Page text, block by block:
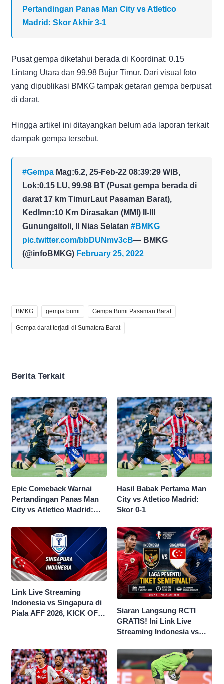
Pertandingan Panas Man City vs Atletico
Madrid: Skor Akhir 3-1
Pusat gempa diketahui berada di Koordinat: 0.15
Lintang Utara dan 99.98 Bujur Timur. Dari visual foto
yang dipublikasi BMKG tampak getaran gempa berpusat
di darat.
Hingga artikel ini ditayangkan belum ada laporan terkait
dampak gempa tersebut.
#Gempa Mag:6.2, 25-Feb-22 08:39:29 WIB,
Lok:0.15 LU, 99.98 BT (Pusat gempa berada di
darat 17 km TimurLaut Pasaman Barat),
Kedlmn:10 Km Dirasakan (MMI) II-III
Gunungsitoli, II Nias Selatan #BMKG
pic.twitter.com/bbDUNmv3cB— BMKG
(@infoBMKG) February 25, 2022
BMKG gempa bumi Gempa Bumi Pasaman Barat
Gempa darat terjadi di Sumatera Barat
Berita Terkait
Epic Comeback Warnai
Pertandingan Panas Man
City vs Atletico Madrid:
Hasil Babak Pertama Man
City vs Atletico Madrid:
Skor 0-1
Link Live Streaming
Indonesia vs Singapura di
Piala AFF 2026, KICK OFF
Siaran Langsung RCTI
GRATIS! Ini Link Live
Streaming Indonesia vs
2026